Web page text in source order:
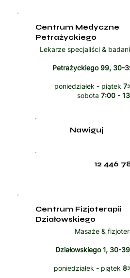
Centrum Medyczne
Petrażyckiego
Lekarze specjaliści &
Petrażyckiego 99, 30-
poniedziałek - piątek
sobota 7:00 -
12 446
Nawiguj
Centrum Fizjoterapii
Działowskiego
Masaże &
Działowskiego 1, 30-
poniedziałek - piątek